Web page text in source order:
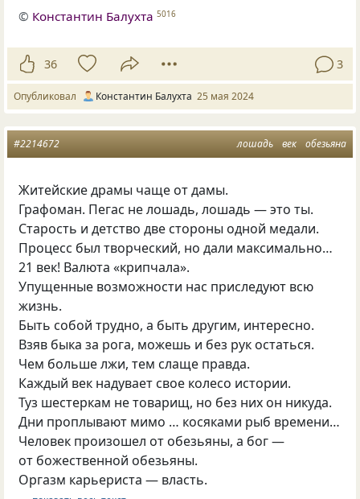
© Константин Балухта 5016
36 3
Опубликовал Константин Балухта 25 мая 2024
лошадь век обезьяна
#2214672
Житейские драмы чаще от дамы.
Графоман. Пегас не лошадь, лошадь — это ты.
Старость и детство две стороны одной медали.
Процесс был творческий, но дали максимально…
21 век! Валюта «крипчала».
Упущенные возможности нас приследуют всю
жизнь.
Быть собой трудно, а быть другим, интересно.
Взяв быка за рога, можешь и без рук остаться.
Чем больше лжи, тем слаще правда.
Каждый век надувает свое колесо истории.
Туз шестеркам не товарищ, но без них он никуда.
Дни проплывают мимо … косяками рыб времени…
Человек произошел от обезьяны, а бог —
от божественной обезьяны.
Оргазм карьериста — власть.